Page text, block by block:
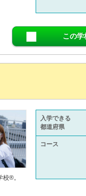
この学
®。
入学できる
都道府県
コース